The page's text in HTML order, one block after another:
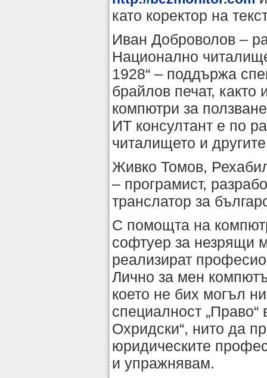
като коректор на
Иван Доброволов –
Национално
1928“ – поддържа
брайлов печат,
компютри за
ИТ консултант e по
читалището и
Живко Томов,
– програмист,
транслатор за
С помощта на
софтуер за незрящи
реализират
Лично за мен
което не бих могъл
специалност
Охридски“, нито да
юридическите
и упражнявам.